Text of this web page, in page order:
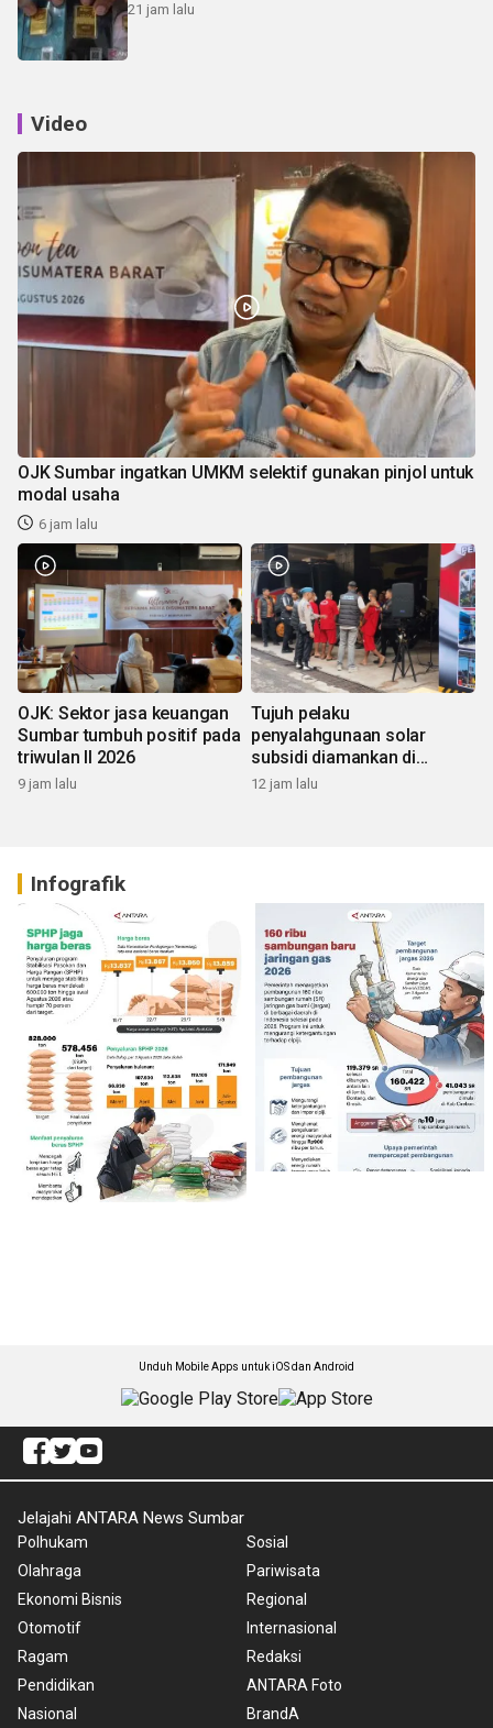
21 jam lalu
Video
OJK Sumbar ingatkan UMKM selektif gunakan pinjol untuk
modal usaha
6 jam lalu
OJK: Sektor jasa keuangan
Sumbar tumbuh positif pada
triwulan II 2026
9 jam lalu
Tujuh pelaku
penyalahgunaan solar
subsidi diamankan di
Sumbar
12 jam lalu
Infografik
Unduh Mobile Apps untuk iOS dan Android
Jelajahi ANTARA News Sumbar
Polhukam
Olahraga
Ekonomi Bisnis
Otomotif
Ragam
Pendidikan
Nasional
Sosial
Pariwisata
Regional
Internasional
Redaksi
ANTARA Foto
BrandA